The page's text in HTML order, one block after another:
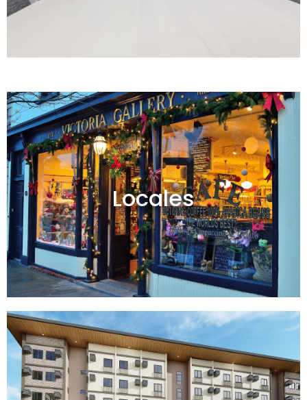
Locales
Locales en venta y alquiler
Ver todos
Emprendimientos en venta